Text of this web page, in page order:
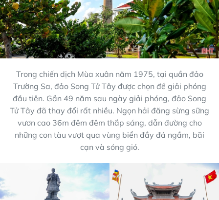
Trong chiến dịch Mùa xuân năm 1975, tại quần đảo
Trường Sa, đảo Song Tử Tây được chọn để giải phóng
đầu tiên. Gần 49 năm sau ngày giải phóng, đảo Song
Tử Tây đã thay đổi rất nhiều. Ngọn hải đăng sừng sững
vươn cao 36m đêm đêm thắp sáng, dẫn đường cho
những con tàu vượt qua vùng biển đầy đá ngầm, bãi
cạn và sóng gió.